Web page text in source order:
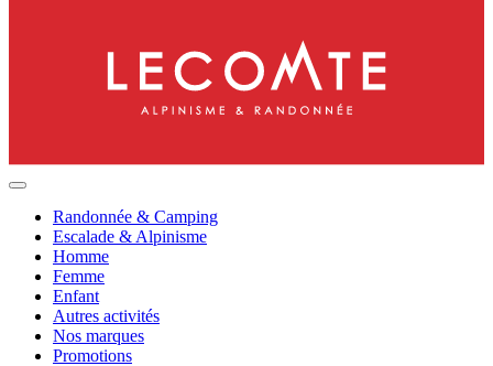
Randonnée & Camping
Escalade & Alpinisme
Homme
Femme
Enfant
Autres activités
Nos marques
Promotions